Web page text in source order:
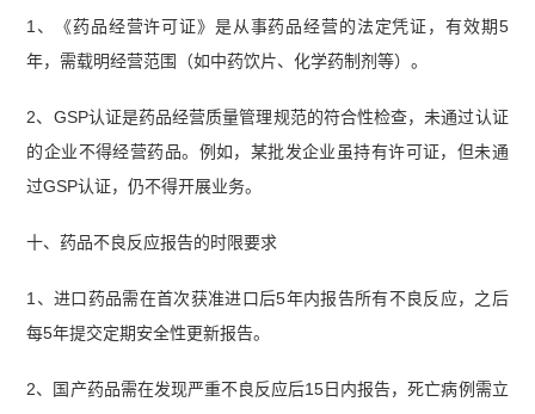
1、《药品经营许可证》是从事药品经营的法定凭证，有效期5
年，需载明经营范围（如中药饮片、化学药制剂等）。
2、GSP认证是药品经营质量管理规范的符合性检查，未通过认证
的企业不得经营药品。例如，某批发企业虽持有许可证，但未通
过GSP认证，仍不得开展业务。
十、药品不良反应报告的时限要求
1、进口药品需在首次获准进口后5年内报告所有不良反应，之后
每5年提交定期安全性更新报告。
2、国产药品需在发现严重不良反应后15日内报告，死亡病例需立